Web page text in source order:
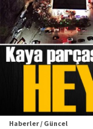
Haberler / Güncel